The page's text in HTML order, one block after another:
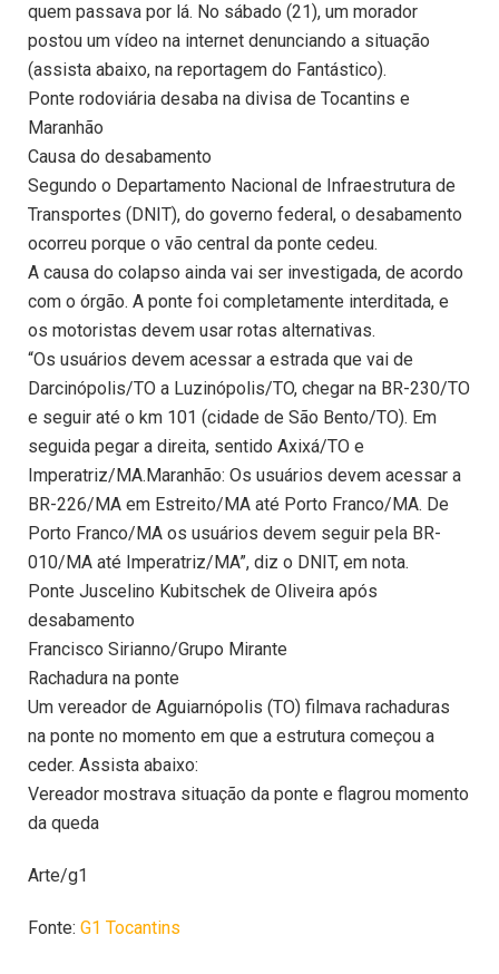
quem passava por lá. No sábado (21), um morador
postou um vídeo na internet denunciando a situação
(assista abaixo, na reportagem do Fantástico).
Ponte rodoviária desaba na divisa de Tocantins e
Maranhão
Causa do desabamento
Segundo o Departamento Nacional de Infraestrutura de
Transportes (DNIT), do governo federal, o desabamento
ocorreu porque o vão central da ponte cedeu.
A causa do colapso ainda vai ser investigada, de acordo
com o órgão. A ponte foi completamente interditada, e
os motoristas devem usar rotas alternativas.
“Os usuários devem acessar a estrada que vai de
Darcinópolis/TO a Luzinópolis/TO, chegar na BR-230/TO
e seguir até o km 101 (cidade de São Bento/TO). Em
seguida pegar a direita, sentido Axixá/TO e
Imperatriz/MA.Maranhão: Os usuários devem acessar a
BR-226/MA em Estreito/MA até Porto Franco/MA. De
Porto Franco/MA os usuários devem seguir pela BR-
010/MA até Imperatriz/MA”, diz o DNIT, em nota.
Ponte Juscelino Kubitschek de Oliveira após
desabamento
Francisco Sirianno/Grupo Mirante
Rachadura na ponte
Um vereador de Aguiarnópolis (TO) filmava rachaduras
na ponte no momento em que a estrutura começou a
ceder. Assista abaixo:
Vereador mostrava situação da ponte e flagrou momento
da queda
Arte/g1
Fonte: G1 Tocantins